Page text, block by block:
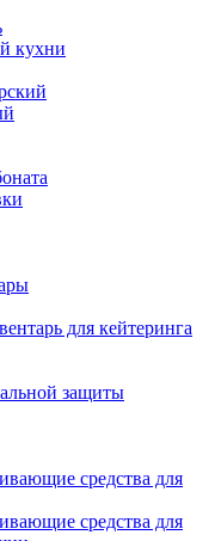
кухни
для кейтеринга
защиты
средства для
средства для